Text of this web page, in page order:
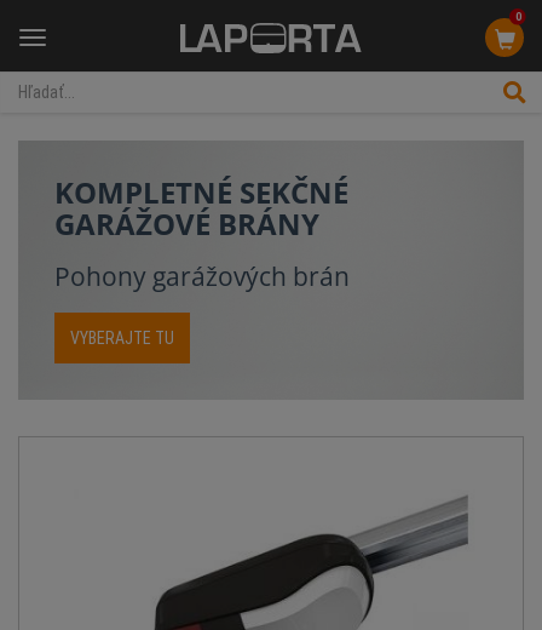
Menu
0
KOMPLETNÉ SEKČNÉ
GARÁŽOVÉ BRÁNY
Pohony garážových brán
VYBERAJTE TU